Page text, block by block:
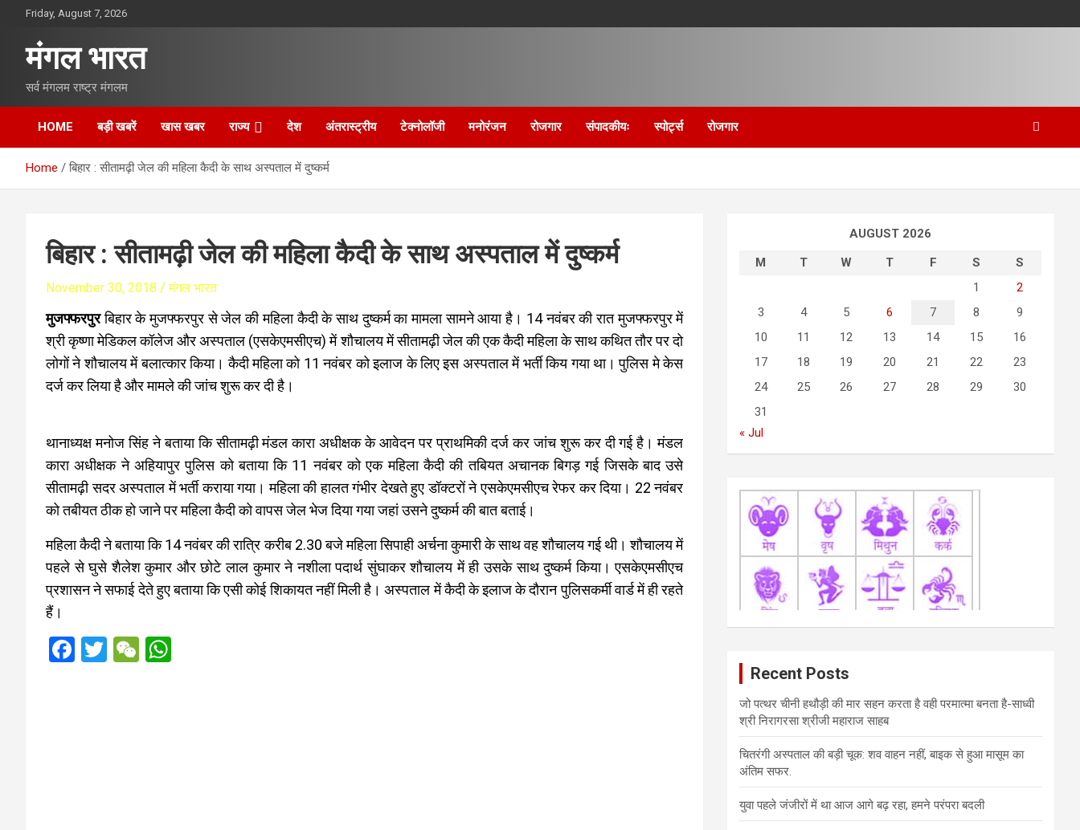
c
n
Friday, August 7, 2026
मंगल भारत
सर्व मंगलम राष्ट्र मंगलम
HOME बड़ी खबरें खास खबर राज्य देश अंतरास्ट्रीय टेक्नोलॉजी मनोरंजन रोजगार संपादकीयः स्पोर्ट्स रोजगार
Home बिहार : सीतामढ़ी जेल की महिला कैदी के साथ अस्पताल में दुष्कर्म
बिहार : सीतामढ़ी जेल की महिला कैदी के साथ अस्पताल में दुष्कर्म
November 30, 2018 मंगल भारत
मुजफ्फरपुरबिहार के मुजफ्फरपुर से जेल की महिला कैदी के साथ दुष्कर्म का मामला सामने आया है। 14 नवंबर की रात मुजफ्फरपुर में
श्री कृष्णा मेडिकल कॉलेज और अस्पताल (एसकेएमसीएच) में शौचालय में सीतामढ़ी जेल की एक कैदी महिला के साथ कथित तौर पर दो
लोगों ने शौचालय में बलात्कार किया। कैदी महिला को 11 नवंबर को इलाज के लिए इस अस्पताल में भर्ती किय गया था। पुलिस मे केस
दर्ज कर लिया है और मामले की जांच शुरू कर दी है।
थानाध्यक्ष मनोज सिंह ने बताया कि सीतामढ़ी मंडल कारा अधीक्षक के आवेदन पर प्राथमिकी दर्ज कर जांच शुरू कर दी गई है। मंडल
कारा अधीक्षक ने अहियापुर पुलिस को बताया कि 11 नवंबर को एक महिला कैदी की तबियत अचानक बिगड़ गई जिसके बाद उसे
सीतामढ़ी सदर अस्पताल में भर्ती कराया गया। महिला की हालत गंभीर देखते हुए डॉक्टरों ने एसकेएमसीएच रेफर कर दिया। 22 नवंबर
को तबीयत ठीक हो जाने पर महिला कैदी को वापस जेल भेज दिया गया जहां उसने दुष्कर्म की बात बताई।
महिला कैदी ने बताया कि 14 नवंबर की रात्रि करीब 2.30 बजे महिला सिपाही अर्चना कुमारी के साथ वह शौचालय गई थी। शौचालय में
पहले से घुसे शैलेश कुमार और छोटे लाल कुमार ने नशीला पदार्थ सुंघाकर शौचालय में ही उसके साथ दुष्कर्म किया। एसकेएमसीएच
प्रशासन ने सफाई देते हुए बताया कि एसी कोई शिकायत नहीं मिली है। अस्पताल में कैदी के इलाज के दौरान पुलिसकर्मी वार्ड में ही रहते
हैं।
F
T
W
AUGUST 2026
M
T W T F S
S
1
2
3
4 5 6 7 8
9
10
11 12 13 14 15
16
17
18 19 20 21 22
23
24
25 26 27 28 29
30
31
« Jul
Recent Posts
जो पत्थर चीनी हथौड़ी की मार सहन करता है वही परमात्मा बनता है-साध्वी
श्री निरागरसा श्रीजी महाराज साहब
चितरंगी अस्पताल की बड़ी चूक: शव वाहन नहीं, बाइक से हुआ मासूम का
अंतिम सफर.
युवा पहले जंजीरों में था आज आगे बढ़ रहा, हमने परंपरा बदली